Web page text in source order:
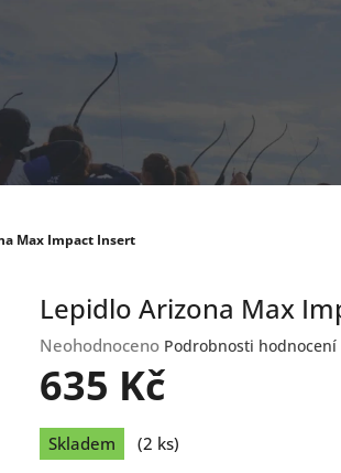
Max Impact Insert
Lepidlo Arizona Max
Průměrné
hodnocení
produktu
0,0
z
Neohodnoceno Podrobnosti hodnocení
635 Kč
Měrná
cena:
Skladem (2 ks)